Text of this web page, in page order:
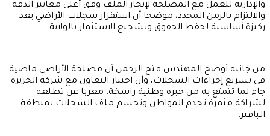
والإدارية للعمل مع المصلحة لإنجاز الملف وفق أعلى معايير الدقة
والالتزام بالزمن المحدد، موضحا أن استقرار سجلات الأراضي يعد
ركيزة أساسية لحفظ الحقوق وتشجيع الاستثمار بالولاية.
من جانبه أوضح المهندس فتح الرحمن أن مصلحة الأراضي ماضية
في تسريع إجراءات السجلات، وأن اختيار التعاون مع شركة الجزيرة
جاء لما تتمتع به من خبرة وطنية راسخة، معربا عن تطلعه
لشراكة مثمرة تخدم المواطن وتحسم ملف السجلات بمنطقة
الباقير.